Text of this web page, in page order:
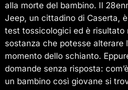
alla morte del bambino. Il
Jeep, un cittadino di Caserta,
test tossicologici ed è risultato
sostanza che potesse alterare
momento dello schianto.
domande senza risposta:
un bambino così giovane si